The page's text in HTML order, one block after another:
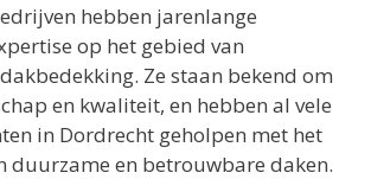
hebben jarenlange
op het gebied van
Ze staan bekend om
en kwaliteit, en hebben al vele
in Dordrecht geholpen met het
duurzame en betrouwbare daken.